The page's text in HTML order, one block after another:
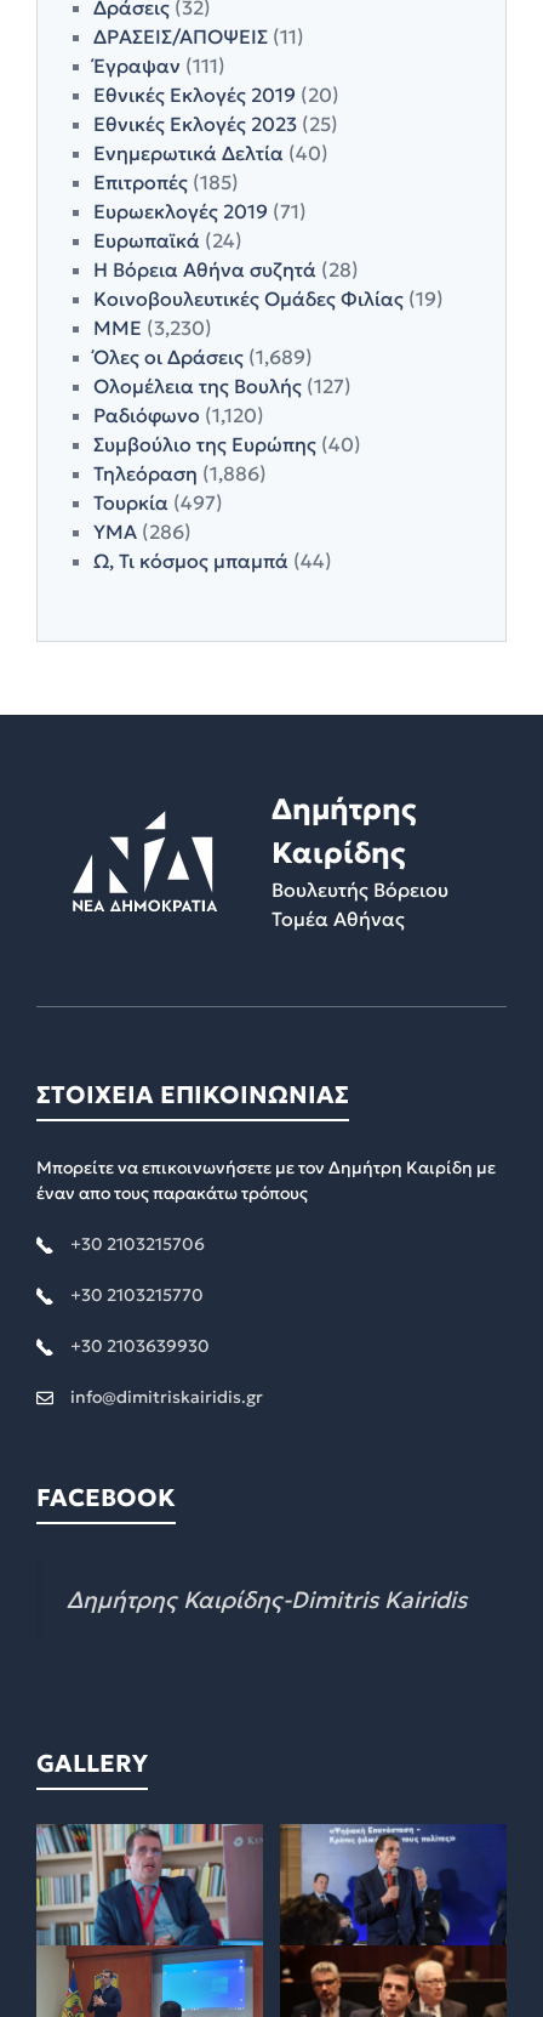
Δράσεις (32)
ΔΡΑΣΕΙΣ/ΑΠΟΨΕΙΣ (11)
Έγραψαν (111)
Εθνικές Εκλογές 2019 (20)
Εθνικές Εκλογές 2023 (25)
Ενημερωτικά Δελτία (40)
Επιτροπές (185)
Ευρωεκλογές 2019 (71)
Ευρωπαϊκά (24)
Η Βόρεια Αθήνα συζητά (28)
Κοινοβουλευτικές Ομάδες Φιλίας (19)
ΜΜΕ (3,230)
Όλες οι Δράσεις (1,689)
Ολομέλεια της Βουλής (127)
Ραδιόφωνο (1,120)
Συμβούλιο της Ευρώπης (40)
Τηλεόραση (1,886)
Τουρκία (497)
ΥΜΑ (286)
Ω, Τι κόσμος μπαμπά (44)
Δημήτρης
Καιρίδης
Βουλευτής Βόρειου
Τομέα Αθήνας
ΣΤΟΙΧΕΙΑ ΕΠΙΚΟΙΝΩΝΙΑΣ
Μπορείτε να επικοινωνήσετε με τον Δημήτρη Καιρίδη με
έναν απο τους παρακάτω τρόπους
+30 2103215706
+30 2103215770
+30 2103639930
info@dimitriskairidis.gr
FACEBOOK
Δημήτρης Καιρίδης-Dimitris Kairidis
GALLERY